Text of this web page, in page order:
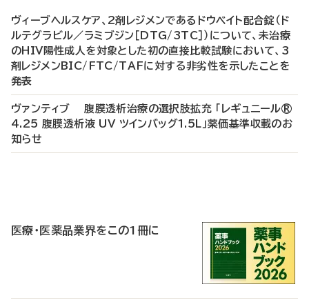
ヴィーブヘルスケア、2剤レジメンであるドウベイト配合錠（ド
ルテグラビル／ラミブジン［DTG/3TC］）について、未治療
のHIV陽性成人を対象とした初の直接比較試験において、3
剤レジメンBIC/FTC/TAFに対する非劣性を示したことを
発表
ヴァンティブ 腹膜透析治療の選択肢拡充 「レギュニール®
4.25 腹膜透析液 UV ツインバッグ1.5L」薬価基準収載のお
知らせ
医療・医薬品業界をこの1冊に